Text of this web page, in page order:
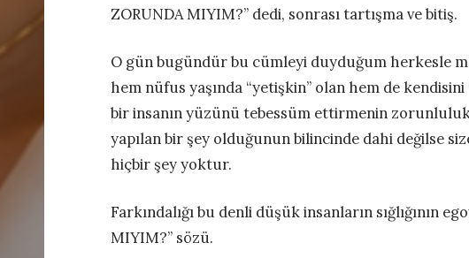
ZORUNDA MIYIM?” dedi, sonrası tartışma ve bitiş.
O gün bugündür bu cümleyi duyduğum herkesle
hem nüfus yaşında “yetişkin” olan hem de
bir insanın yüzünü tebessüm ettirmenin
yapılan bir şey olduğunun bilincinde dahi değilse
hiçbir şey yoktur.
Farkındalığı bu denli düşük insanların sığlığının
MIYIM?” sözü.